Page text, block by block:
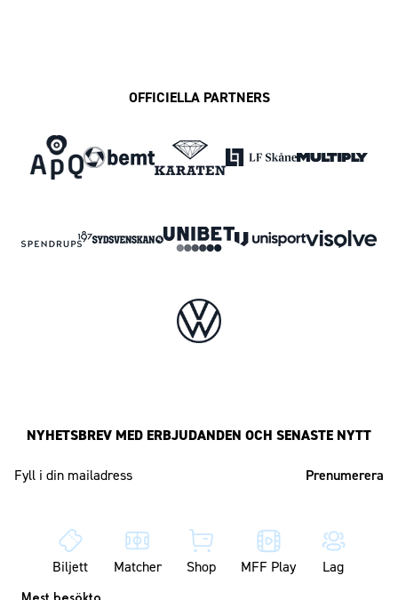
OFFICIELLA PARTNERS
NYHETSBREV MED ERBJUDANDEN OCH SENASTE NYTT
Biljett Matcher Shop MFF Play Lag